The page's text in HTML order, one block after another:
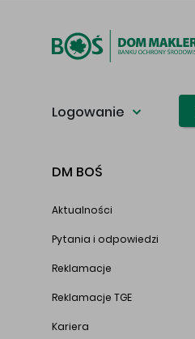
Logowanie
DM BOŚ
Aktualności
Pytania i odpowiedzi
Reklamacje
Reklamacje TGE
Kariera